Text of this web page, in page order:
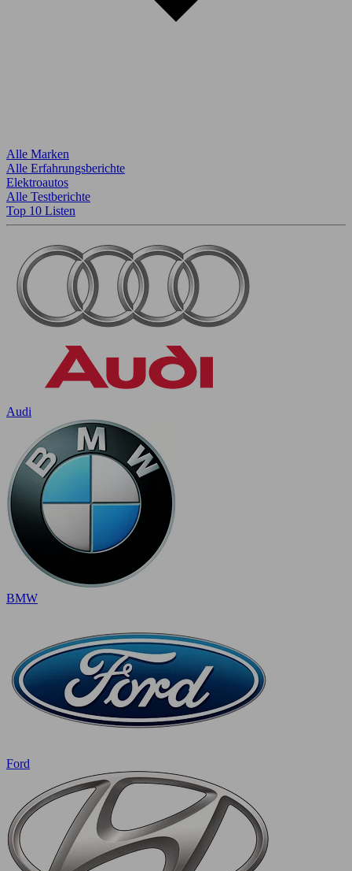
Alle Marken
Alle Erfahrungsberichte
Elektroautos
Alle Testberichte
Top 10 Listen
Audi
BMW
Ford